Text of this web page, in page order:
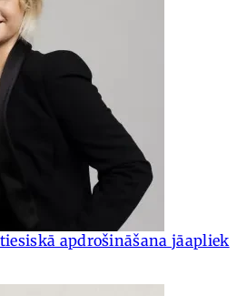
apdrošināšana jāapliek